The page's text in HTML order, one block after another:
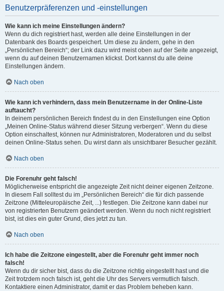
Benutzerpräferenzen und -einstellungen
Wie kann ich meine Einstellungen ändern?
Wenn du dich registriert hast, werden alle deine Einstellungen in der
Datenbank des Boards gespeichert. Um diese zu ändern, gehe in den
„Persönlichen Bereich“; der Link dazu wird meist oben auf der Seite angezeigt,
wenn du auf deinen Benutzernamen klickst. Dort kannst du alle deine
Einstellungen ändern.
Nach oben
Wie kann ich verhindern, dass mein Benutzername in der Online-Liste
auftaucht?
In deinem persönlichen Bereich findest du in den Einstellungen eine Option
„Meinen Online-Status während dieser Sitzung verbergen“. Wenn du diese
Option einschaltest, können nur Administratoren, Moderatoren und du selbst
deinen Online-Status sehen. Du wirst dann als unsichtbarer Besucher gezählt.
Nach oben
Die Forenuhr geht falsch!
Möglicherweise entspricht die angezeigte Zeit nicht deiner eigenen Zeitzone.
In diesem Fall solltest du im „Persönlichen Bereich“ die für dich passende
Zeitzone (Mitteleuropäische Zeit, ...) festlegen. Die Zeitzone kann dabei nur
von registrierten Benutzern geändert werden. Wenn du noch nicht registriert
bist, ist dies ein guter Grund, dies jetzt zu tun.
Nach oben
Ich habe die Zeitzone eingestellt, aber die Forenuhr geht immer noch
falsch!
Wenn du dir sicher bist, dass du die Zeitzone richtig eingestellt hast und die
Zeit trotzdem noch falsch ist, geht die Uhr des Servers vermutlich falsch.
Kontaktiere einen Administrator, damit er das Problem beheben kann.